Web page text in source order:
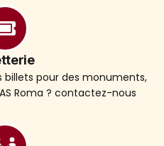
billets pour des monuments,
Roma ? contactez-nous